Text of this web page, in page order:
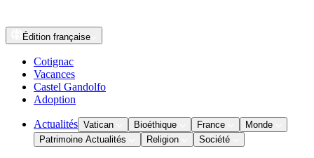
Édition française
Cotignac
Vacances
Castel Gandolfo
Adoption
Actualités Vatican Bioéthique France
Monde
Patrimoine Actualités
Religion Société